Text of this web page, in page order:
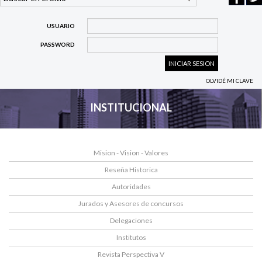
USUARIO
PASSWORD
OLVIDÉ MI CLAVE
INSTITUCIONAL
Mision - Vision - Valores
Reseña Historica
Autoridades
Jurados y Asesores de concursos
Delegaciones
Institutos
Revista Perspectiva V